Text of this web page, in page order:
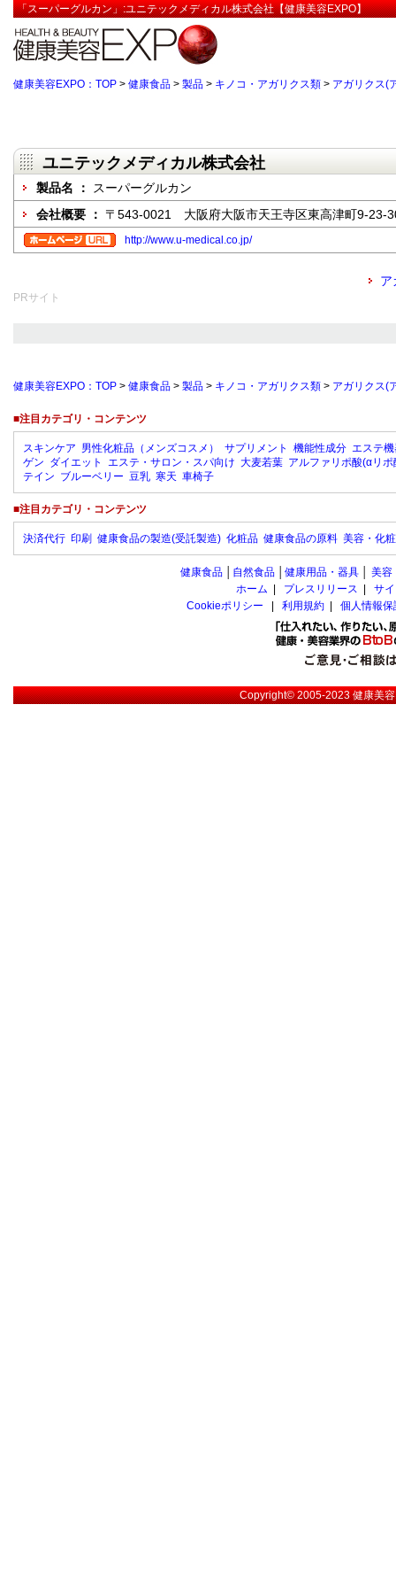
「スーパーグルカン」:ユニテックメディカル株式会社【健康美容EXPO】
健康美容EXPO：TOP > 健康食品 > 製品 > キノコ・アガリクス類 > アガリクス(
ユニテックメディカル株式会社
製品名 ：
スーパーグルカン
会社概要 ： 〒543-0021 大阪府大阪市天王寺区東高津町9-23-
http://www.u-medical.co.jp/
ア
PRサイト
健康美容EXPO：TOP > 健康食品 > 製品 > キノコ・アガリクス類 > アガリクス(
■注目カテゴリ・コンテンツ
スキンケア 男性化粧品（メンズコスメ） サプリメント 機能性成分 エステ
ゲン ダイエット エステ・サロン・スパ向け 大麦若葉 アルファリポ酸(αリポ
テイン ブルーベリー 豆乳 寒天 車椅子
■注目カテゴリ・コンテンツ
決済代行 印刷 健康食品の製造(受託製造) 化粧品 健康食品の原料 美容・化
健康食品 自然食品 健康用品・器具 美容
ホーム
プレスリリース
サ
Cookieポリシー
利用規約 個人情報
Copyright© 2005-2023健康美